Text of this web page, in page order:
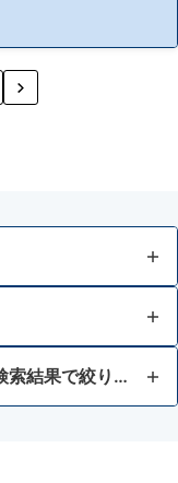
出産予定・授乳中の方が服用可能な検索結果で絞り込む